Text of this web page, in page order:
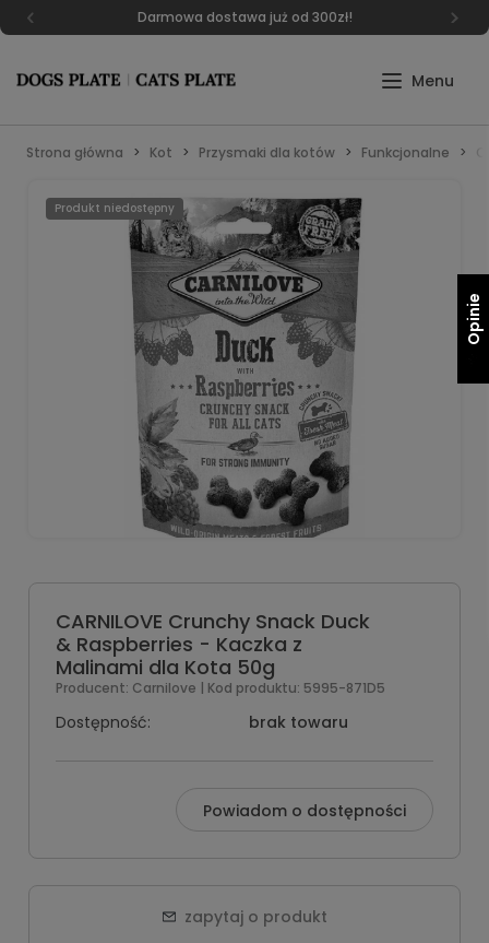
Darmowa dostawa już od 300zł!
Strona główna Kot Przysmaki dla kotów Funkcjonalne
Produkt niedostępny
CARNILOVE Crunchy Snack Duck
& Raspberries - Kaczka z
Malinami dla Kota 50g
Producent: Carnilove | Kod produktu: 5995-871D5
Dostępność: brak towaru
Powiadom o dostępności
zapytaj o produkt
Opinie